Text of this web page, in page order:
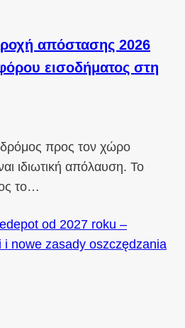
απόστασης 2026
εισοδήματος στη
προς τον χώρο
ιδιωτική απόλαυση. Το
το…